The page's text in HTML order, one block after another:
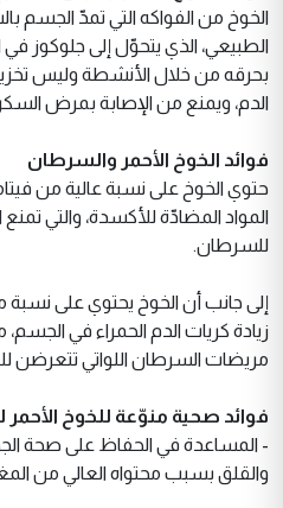
الخوخ من الفواكه التي تمدّ الجسم
الطبيعي، الذي يتحوّل إلى جلوكوز في
بحرقه من خلال الأنشطة وليس
الدم، ويمنع من الإصابة بمرض
فوائد الخوخ الأحمر والسرطان
المواد المضادّة للأكسدة، والتي
للسرطان.
إلى جانب أن الخوخ يحتوي على نسبة
زيادة كريات الدم الحمراء في
مريضات السرطان اللواتي تتعرضن
فوائد صحية منوّعة للخوخ الأحمر
- المساعدة في الحفاظ على صحة
والقلق بسبب محتواه العالي من